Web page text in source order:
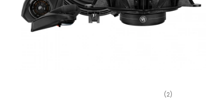
(2)